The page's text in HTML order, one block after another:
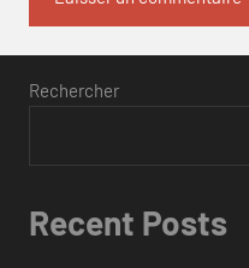
Rechercher
Recent Posts